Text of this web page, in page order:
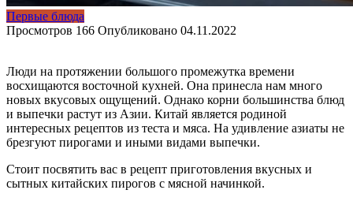
Первые блюда
Просмотров 166 Опубликовано 04.11.2022
Люди на протяжении большого промежутка времени
восхищаются восточной кухней. Она принесла нам много
новых вкусовых ощущений. Однако корни большинства блюд
и выпечки растут из Азии. Китай является родиной
интересных рецептов из теста и мяса. На удивление азиаты не
брезгуют пирогами и иными видами выпечки.
Стоит посвятить вас в рецепт приготовления вкусных и
сытных китайских пирогов с мясной начинкой.